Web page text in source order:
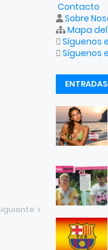
Contacto
Sobre
Mapa del
Síguenos
Síguenos
ENTRADAS
RECIENTES